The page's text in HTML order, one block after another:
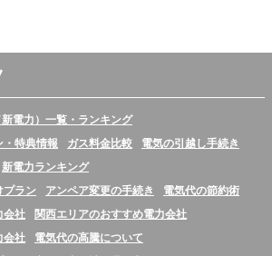
電力）一覧・ランキング
・特典情報
ガス料金比較
電気の引越し手続き
新電力ランキング
プラン
アンペア変更の手続き
電気代の節約術
会社
関西エリアのおすすめ電力会社
会社
電気代の高騰について